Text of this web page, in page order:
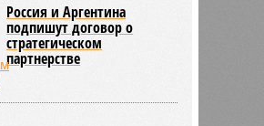
Россия и Аргентина
подпишут договор о
стратегическом
партнерстве